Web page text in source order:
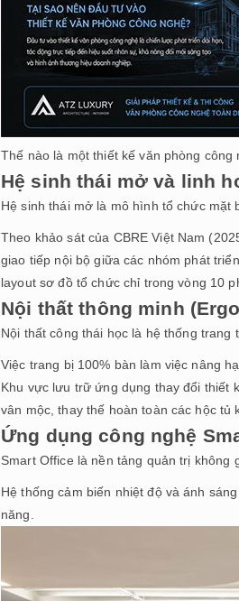
Thế nào là một thiết kế văn phòng công
Hệ sinh thái mở và linh
Hệ sinh thái mở là mô hình tổ chức mặt
Theo khảo sát của CBRE Việt Nam
giao tiếp nội bộ giữa các nhóm phát
layout sơ đồ tổ chức chỉ trong vòng 10
Nội thất thông minh
Nội thất công thái học là hệ thống
Việc trang bị 100% bàn làm việc nâng
Khu vực lưu trữ ứng dụng thay đổi thiết
vân mộc, thay thế hoàn toàn các hộc tủ
Ứng dụng công nghệ
Smart Office là nền tảng quản trị không
Hệ thống cảm biến nhiệt độ và ánh
năng.